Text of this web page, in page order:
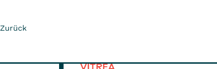
Zurück